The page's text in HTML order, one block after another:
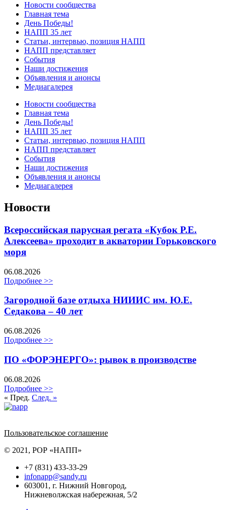
Новости сообщества
Главная тема
День Победы!
НАПП 35 лет
Статьи, интервью, позиция НАПП
НАПП представляет
События
Наши достижения
Объявления и анонсы
Медиагалерея
Новости сообщества
Главная тема
День Победы!
НАПП 35 лет
Статьи, интервью, позиция НАПП
НАПП представляет
События
Наши достижения
Объявления и анонсы
Медиагалерея
Новости
Всероссийская парусная регата «Кубок Р.Е.
Алексеева» проходит в акватории Горьковского
моря
06.08.2026
Подробнее >>
Загородной базе отдыха НИИИС им. Ю.Е.
Седакова – 40 лет
06.08.2026
Подробнее >>
ПО «ФОРЭНЕРГО»: рывок в производстве
06.08.2026
Подробнее >>
« Пред. След. »
Пользовательское соглашение
© 2021, РОР «НАПП»
+7 (831) 433-33-29
infonapp@sandy.ru
603001, г. Нижний Новгород,
Нижневолжская набережная, 5/2